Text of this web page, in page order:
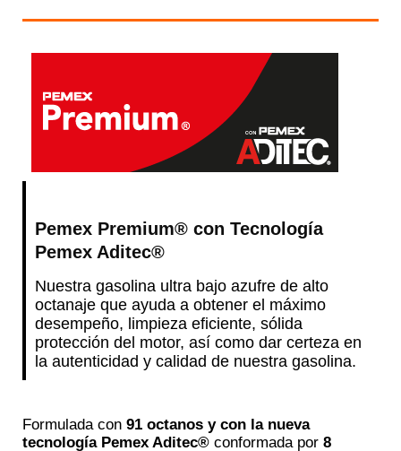
Pemex Premium® con Tecnología
Pemex Aditec®
Nuestra gasolina ultra bajo azufre de alto
octanaje que ayuda a obtener el máximo
desempeño, limpieza eficiente, sólida
protección del motor, así como dar certeza en
la autenticidad y calidad de nuestra gasolina.
Formulada con 91 octanos y con la nueva
tecnología Pemex Aditec® conformada por 8